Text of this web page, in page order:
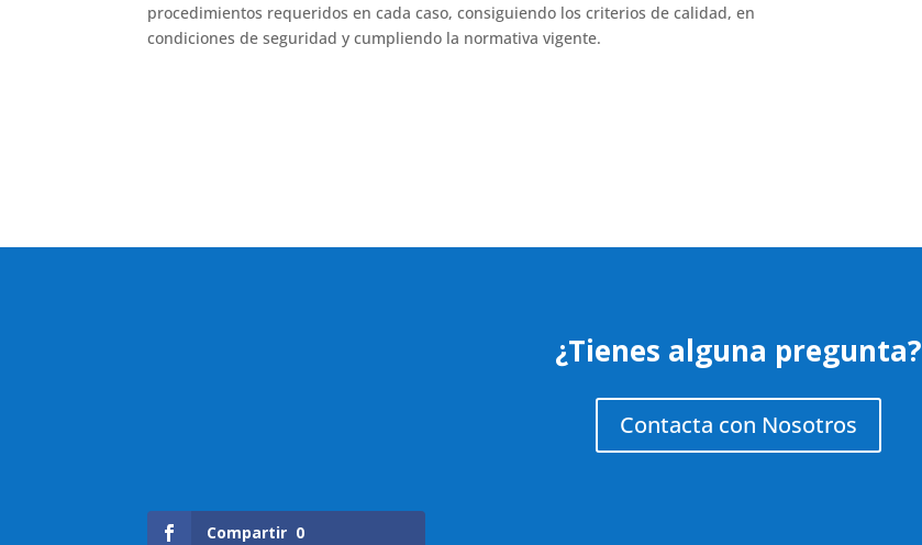
procedimientos requeridos en cada caso, consiguiendo los criterios de calidad, en
condiciones de seguridad y cumpliendo la normativa vigente.
¿Tienes alguna pregunta?
Contacta con Nosotros
Compartir 0